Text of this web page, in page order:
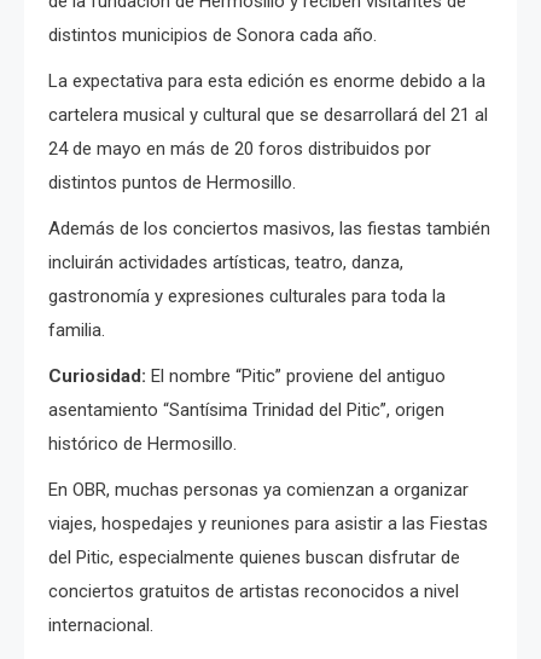
distintos municipios de Sonora cada año.
La expectativa para esta edición es enorme debido a la
cartelera musical y cultural que se desarrollará del 21 al
24 de mayo en más de 20 foros distribuidos por
distintos puntos de Hermosillo.
Además de los conciertos masivos, las fiestas también
incluirán actividades artísticas, teatro, danza,
gastronomía y expresiones culturales para toda la
familia.
Curiosidad: El nombre “Pitic” proviene del antiguo
asentamiento “Santísima Trinidad del Pitic”, origen
histórico de Hermosillo.
En OBR, muchas personas ya comienzan a organizar
viajes, hospedajes y reuniones para asistir a las Fiestas
del Pitic, especialmente quienes buscan disfrutar de
conciertos gratuitos de artistas reconocidos a nivel
internacional.